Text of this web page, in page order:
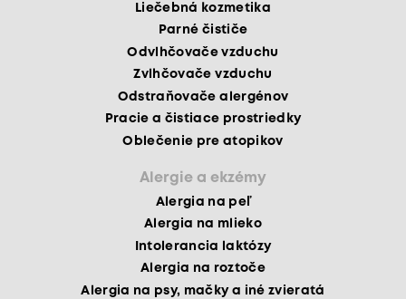
Liečebná kozmetika
Parné čističe
Odvlhčovače vzduchu
Zvlhčovače vzduchu
Odstraňovače alergénov
Pracie a čistiace prostriedky
Oblečenie pre atopikov
Alergie a ekzémy
Alergia na peľ
Alergia na mlieko
Intolerancia laktózy
Alergia na roztoče
Alergia na psy, mačky a iné zvieratá